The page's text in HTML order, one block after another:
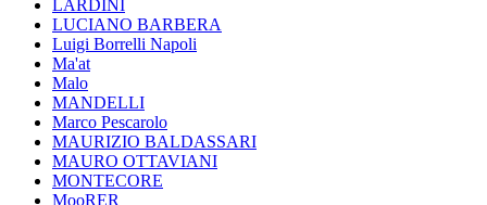
LARDINI
LUCIANO BARBERA
Luigi Borrelli Napoli
Ma'at
Malo
MANDELLI
Marco Pescarolo
MAURIZIO BALDASSARI
MAURO OTTAVIANI
MONTECORE
MooRER